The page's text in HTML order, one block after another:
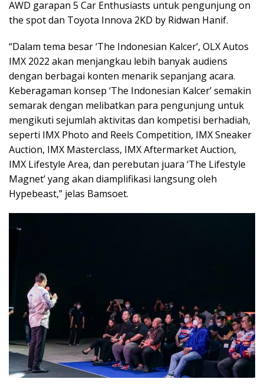
AWD garapan 5 Car Enthusiasts untuk pengunjung on
the spot dan Toyota Innova 2KD by Ridwan Hanif.
“Dalam tema besar ‘The Indonesian Kalcer’, OLX Autos
IMX 2022 akan menjangkau lebih banyak audiens
dengan berbagai konten menarik sepanjang acara.
Keberagaman konsep ‘The Indonesian Kalcer’ semakin
semarak dengan melibatkan para pengunjung untuk
mengikuti sejumlah aktivitas dan kompetisi berhadiah,
seperti IMX Photo and Reels Competition, IMX Sneaker
Auction, IMX Masterclass, IMX Aftermarket Auction,
IMX Lifestyle Area, dan perebutan juara ‘The Lifestyle
Magnet’ yang akan diamplifikasi langsung oleh
Hypebeast,” jelas Bamsoet.